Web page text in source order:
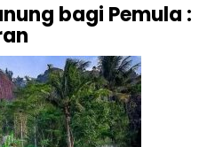
bagi Pemula :